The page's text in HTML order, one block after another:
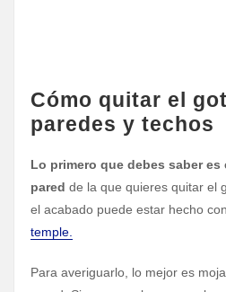
Cómo quitar el
paredes y techos
Lo primero que debes saber
pared de la que quieres quitar el
el acabado puede estar hecho con
temple.
Para averiguarlo, lo mejor es